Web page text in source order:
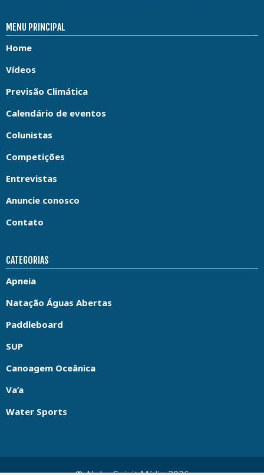
MENU PRINCIPAL
Home
Vídeos
Previsão Climática
Calendário de eventos
Colunistas
Competições
Entrevistas
Anuncie conosco
Contato
CATEGORIAS
Apneia
Natação Águas Abertas
Paddleboard
SUP
Canoagem Oceânica
Va’a
Water Sports